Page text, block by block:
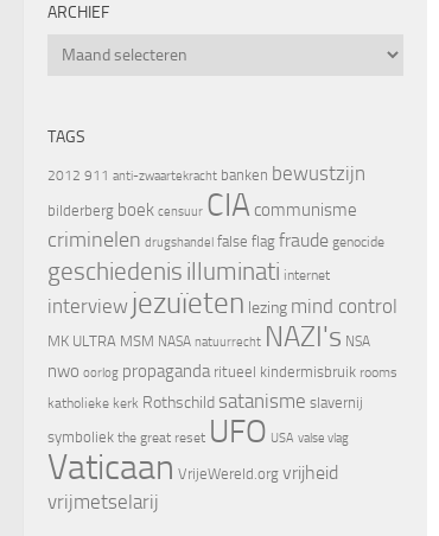
ARCHIEF
Archief
TAGS
2012 911 anti-zwaartekracht banken bewustzijn
bilderberg boek censuur CIA communisme
criminelen drugshandel false flag fraude genocide
geschiedenis illuminati internet
interview jezuïeten lezing mind control
MK ULTRA MSM NASA natuurrecht NAZI's NSA
nwo oorlog propaganda ritueel kindermisbruik rooms
katholieke kerk Rothschild satanisme slavernij
symboliek the great reset UFO USA valse vlag
Vaticaan VrijeWereld.org vrijheid
vrijmetselarij